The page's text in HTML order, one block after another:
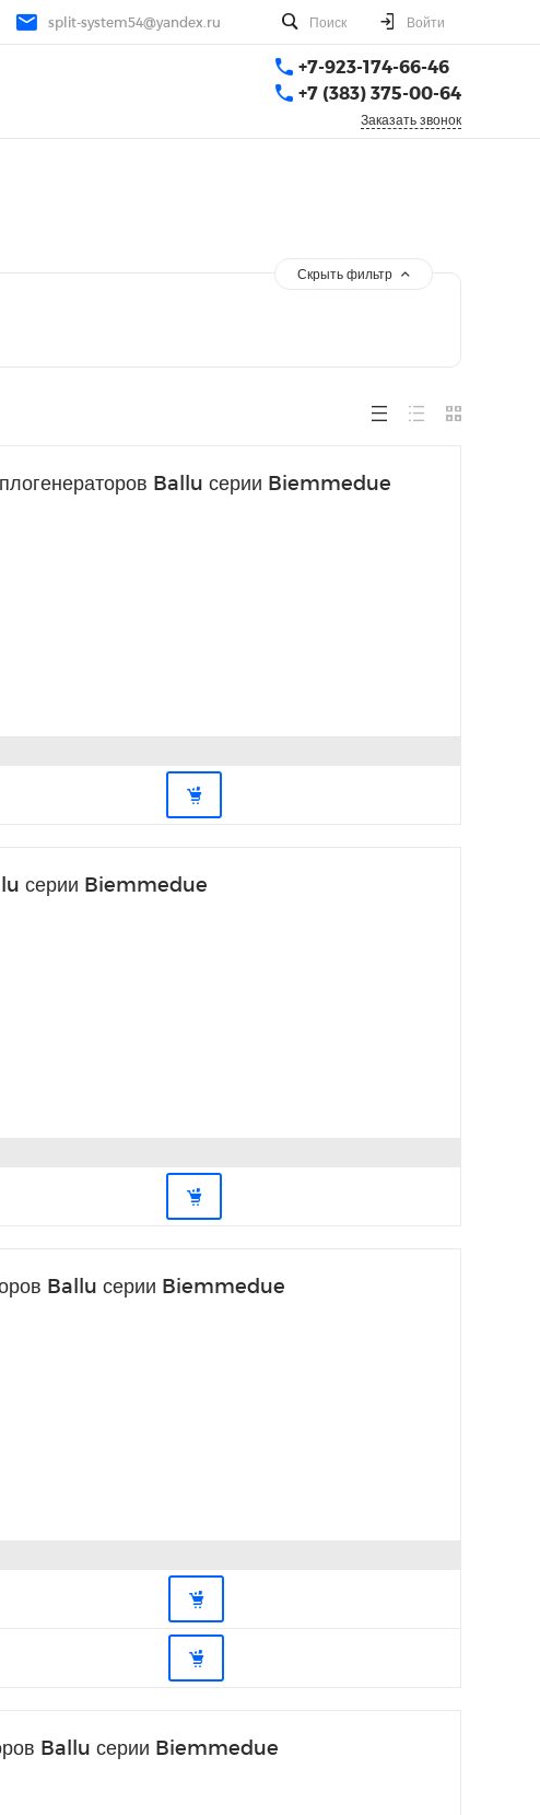
split-system54@yandex.ru Поиск Войти
+7-923-174-66-46
+7 (383) 375-00-64
Заказать звонок
Скрыть фильтр
Ballu серии Biemmedue
серии Biemmedue
Ballu серии Biemmedue
Ballu серии Biemmedue